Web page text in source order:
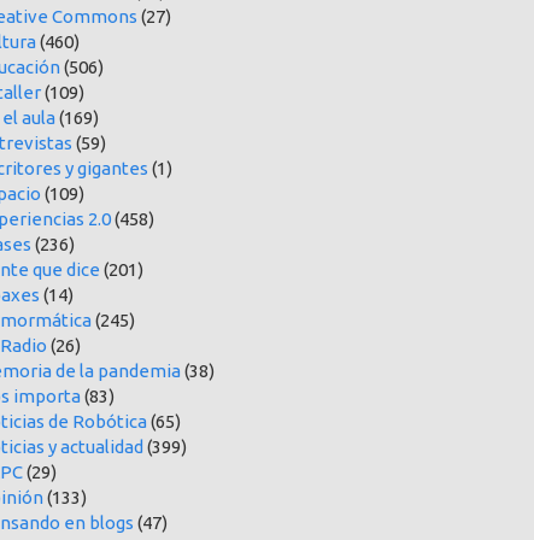
Commons (27)
(460)
(506)
(109)
el aula(169)
(59)
y gigantes (1)
(109)
2.0(458)
(236)
que dice (201)
(14)
(245)
(26)
de la pandemia(38)
importa(83)
de Robótica(65)
y actualidad (399)
(29)
(133)
en blogs (47)